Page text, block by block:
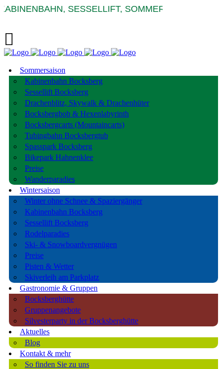
SESSELLIFT,
Sommersaison
Kabinenbahn Bocksberg
Sessellift Bocksberg
Drachenblitz, Skywalk & Drachenhüter
Bocksbergbob & Hexenlabyrinth
Bocksbergcarts (Mountaincarts)
Tubingbahn Bocksbergtub
Spasspark Bocksberg
Bikepark Hahnenklee
Preise
Wanderparadies
Wintersaison
Winter ohne Schnee & Spaziergänger
Kabinenbahn Bocksberg
Sessellift Bocksberg
Rodelparadies
Ski- & Snowboardvergnügen
Preise
Pisten & Wetter
Skiverleih am Parkplatz
Gastronomie & Gruppen
Bocksberghütte
Gruppenangebote
Silvesterparty in der Bocksberghütte
Aktuelles
Blog
Kontakt & mehr
So finden Sie zu uns